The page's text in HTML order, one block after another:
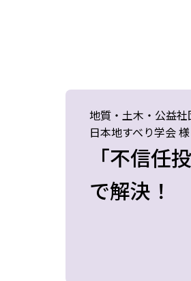
しかも、
謝していま
せていま
i-Voteの
とともに
中でも
地質・土木・公益社
日本地すべり学会 様
「不信任
で解決！
以前、エ
の移行・